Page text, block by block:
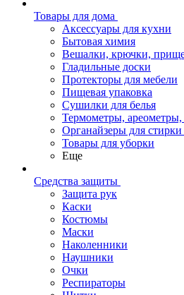
Товары для дома
Аксессуары для кухни
Бытовая химия
Вешалки, крючки,
Гладильные доски
Протекторы для мебели
Пищевая упаковка
Сушилки для белья
Термометры,
Органайзеры для
Товары для уборки
Еще
Средства защиты
Защита рук
Каски
Костюмы
Маски
Наколенники
Наушники
Очки
Респираторы